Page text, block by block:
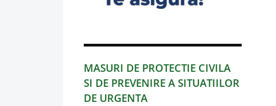
MASURI DE PROTECTIE CIVILA
SI DE PREVENIRE A SITUATIILOR
DE URGENTA